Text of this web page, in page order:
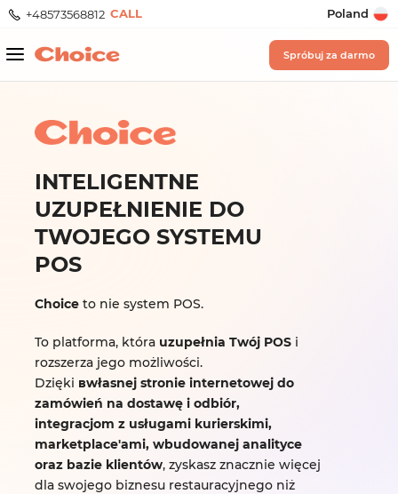
+48573568812 CALL Poland
Spróbuj za darmo
INTELIGENTNE
UZUPEŁNIENIE DO
TWOJEGO SYSTEMU
POS
Choice to nie system POS.
To platforma, która uzupełnia Twój POS i
rozszerza jego możliwości.
Dzięki вwłasnej stronie internetowej do
zamówień na dostawę i odbiór,
integracjom z usługami kurierskimi,
marketplace'ami, wbudowanej analityce
oraz bazie klientów, zyskasz znacznie więcej
dla swojego biznesu restauracyjnego niż